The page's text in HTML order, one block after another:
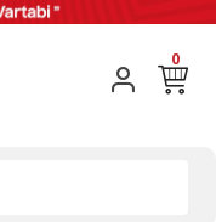
0